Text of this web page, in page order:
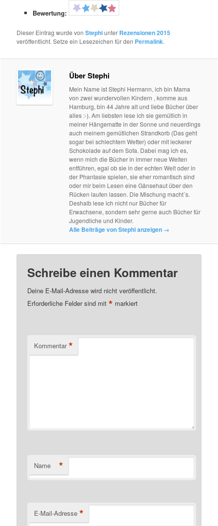
Bewertung:
Dieser Eintrag wurde vonStephiunter Rezensionen 2015
veröffentlicht. Setze ein Lesezeichen für den Permalink.
Über Stephi
Mein Name ist Stephi Hermann, ich bin Mama
von zwei wundervollen Kindern , komme aus
Hamburg, bin 44 Jahre alt und liebe Bücher über
alles :-). Am liebsten lese ich sie gemütlich in
meiner Hängematte in der Sonne und neuerdings
auch meinem gemütlichen Strandkorb (Das geht
sogar bei schlechtem Wetter) oder mit leckerer
Schokolade auf dem Sofa. Dabei mag ich es,
wenn mich die Bücher in immer neue Welten
entführen, egal ob sie in der echten Welt oder in
der Phantasie spielen, sie eher romantisch sind
oder mir beim Lesen eine Gänsehaut über den
Rücken laufen lassen. Die Mischung macht´s.
Deshalb lese ich nicht nur Bücher für
Erwachsene, sondern sehr gerne auch Bücher für
Jugendliche und Kinder.
Alle Beiträge von Stephi anzeigen →
Schreibe einen Kommentar
Deine E-Mail-Adresse wird nicht veröffentlicht.
Erforderliche Felder sind mit* markiert
Kommentar *
Name *
E-Mail-Adresse *